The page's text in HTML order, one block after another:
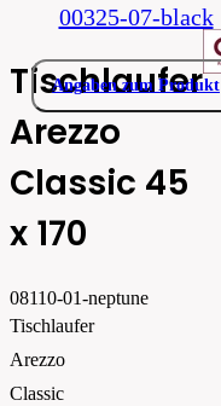
Tischlaufer
Arezzo
Classic 45
x 170
08110-01-neptune
Tischlaufer
Arezzo
Classic
00325-07-black
Angaben zum Produkt